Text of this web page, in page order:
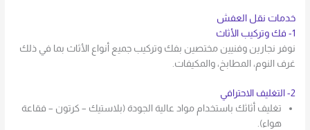
خدمات نقل العفش
1- فك وتركيب الأثاث
نوفر نجارين وفنيين مختصين بفك وتركيب جميع أنواع الأثاث بما في ذلك
غرف النوم، المطابخ، والمكيفات.
2- التغليف الاحترافي
تغليف أثاثك باستخدام مواد عالية الجودة (بلاستيك – كرتون – فقاعة
هواء).